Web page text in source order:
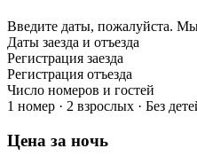
Введите даты, пожалуйста. Мы
Даты заезда и отъезда
Регистрация заезда
Регистрация отъезда
Число номеров и гостей
1 номер · 2 взрослых · Без
Цена за ночь